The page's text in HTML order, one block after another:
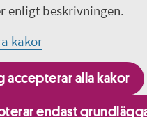
enligt beskrivningen.
kakor
accepterar alla kakor
endast
självmordstankar -